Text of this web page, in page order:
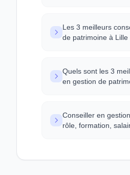
Les 3 meilleurs
de patrimoine à Lille
Quels sont les 3
en gestion de
Conseiller en
rôle, formation,